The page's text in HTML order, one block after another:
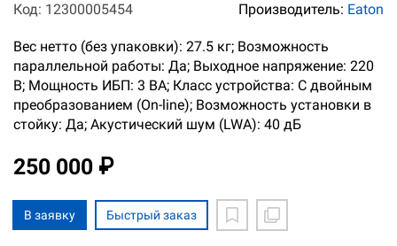
Код: 12300005454 Производитель: Eaton
Вес нетто (без упаковки): 27.5 кг; Возможность
параллельной работы: Да; Выходное напряжение: 220
В; Мощность ИБП: 3 ВА; Класс устройства: С двойным
преобразованием (On-line); Возможность установки в
стойку: Да; Акустический шум (LWA): 40 дБ
250 000 ₽
В заявку Быстрый заказ